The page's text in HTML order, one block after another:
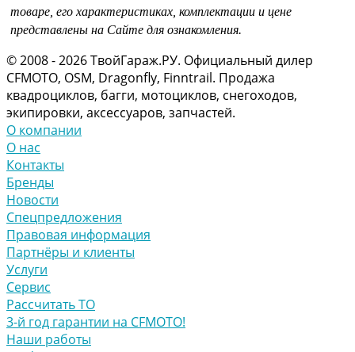
товаре, его характеристиках, комплектации и цене
представлены на Сайте для ознакомления.
© 2008 - 2026 ТвойГараж.РУ. Официальный дилер
CFMOTO, OSM, Dragonfly, Finntrail. Продажа
квадроциклов, багги, мотоциклов, снегоходов,
экипировки, аксессуаров, запчастей.
О компании
О нас
Контакты
Бренды
Новости
Спецпредложения
Правовая информация
Партнёры и клиенты
Услуги
Сервис
Рассчитать ТО
3-й год гарантии на CFMOTO!
Наши работы